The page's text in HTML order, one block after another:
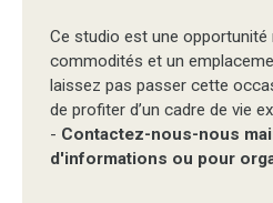
Ce studio est une
commodités et un
laissez pas passer cette
de profiter d’un cadre de vie
- Contactez-nous-nous
d'informations ou pour